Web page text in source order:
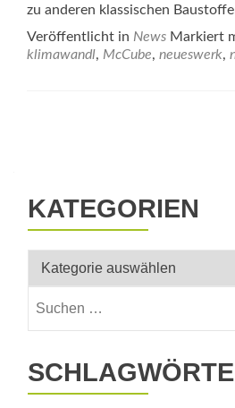
zu anderen klassischen
Veröffentlicht in News Markiert
klimawandl, McCube, neueswerk,
KATEGORIEN
Kategorien
nach: